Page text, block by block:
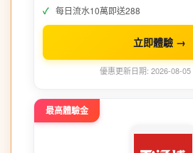
每日流水10萬即送288
立即體驗 →
優惠更新日期: 2026-08-
最高體驗金